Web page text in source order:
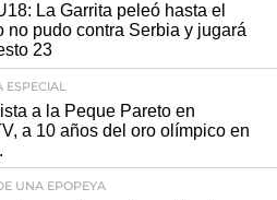
La Garrita peleó hasta el
no pudo contra Serbia y jugará
23
a la Peque Pareto en
a 10 años del oro olímpico en
UNA EPOPEYA